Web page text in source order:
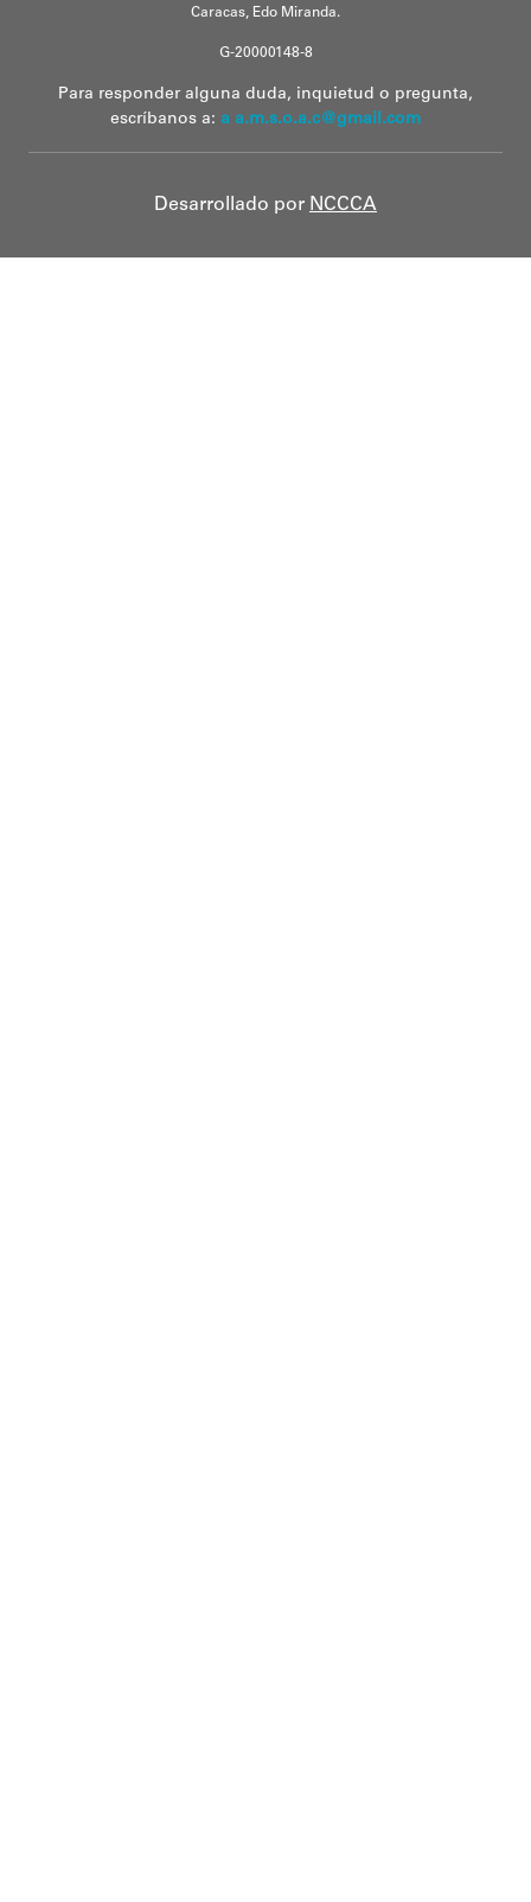
Caracas, Edo Miranda.
G-20000148-8
Para responder alguna duda, inquietud o pregunta,
escríbanos a: a a.m.s.o.a.c@gmail.com
Desarrollado por NCCCA